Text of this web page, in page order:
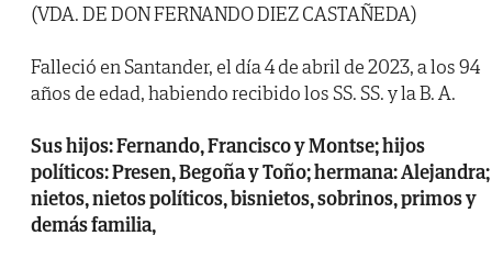
(VDA. DE DON FERNANDO DIEZ CASTAÑEDA)
Falleció en Santander, el día 4 de abril de 2023, a los 94
años de edad, habiendo recibido los SS. SS. y la B. A.
Sus hijos: Fernando, Francisco y Montse; hijos
políticos: Presen, Begoña y Toño; hermana: Alejandra;
nietos, nietos políticos, bisnietos, sobrinos, primos y
demás familia,